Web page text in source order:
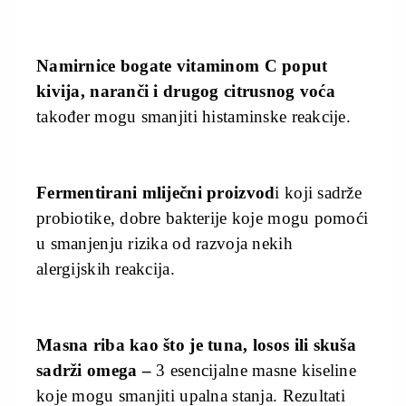
Namirnice bogate vitaminom C poput
kivija, naranči i drugog citrusnog voća
također mogu smanjiti histaminske reakcije.
Fermentirani mliječni proizvodi koji sadrže
probiotike, dobre bakterije koje mogu pomoći
u smanjenju rizika od razvoja nekih
alergijskih reakcija.
Masna riba kao što je tuna, losos ili skuša
sadrži omega –3 esencijalne masne kiseline
koje mogu smanjiti upalna stanja. Rezultati